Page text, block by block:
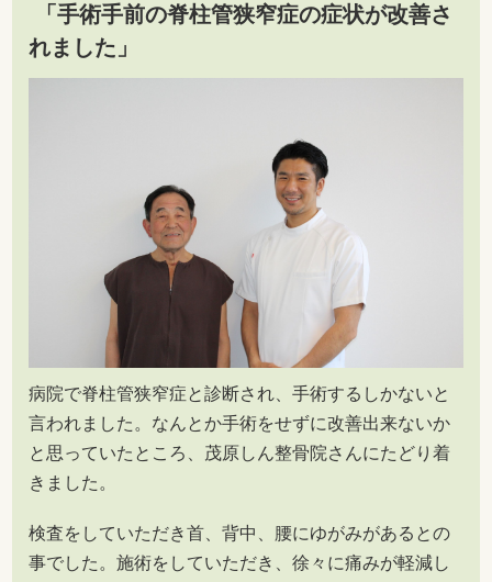
「手術手前の脊柱管狭窄症の症状が改善さ
れました」
病院で脊柱管狭窄症と診断され、手術するしかないと
言われました。なんとか手術をせずに改善出来ないか
と思っていたところ、茂原しん整骨院さんにたどり着
きました。
検査をしていただき首、背中、腰にゆがみがあるとの
事でした。施術をしていただき、徐々に痛みが軽減し